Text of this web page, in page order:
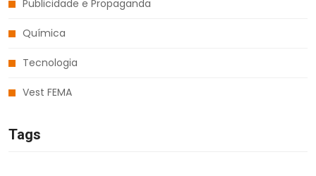
Publicidade e Propaganda
Química
Tecnologia
Vest FEMA
Tags